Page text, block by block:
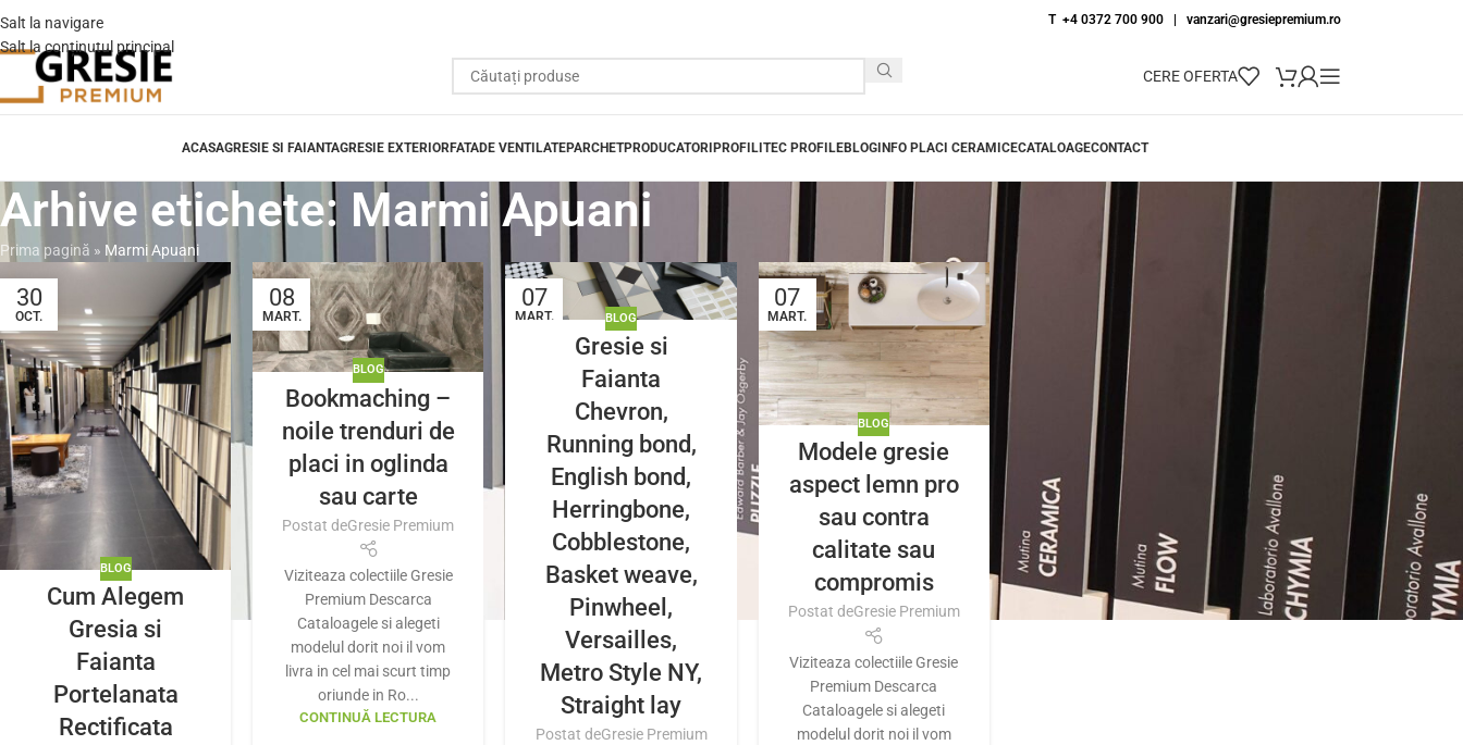
Salt la navigare
Salt la conținutul principal
T +4 0372 700 900 | vanzari@gresiepremium.ro
CERE OFERTA
ACASAGRESIE SI FAIANTAGRESIE EXTERIORFATADE VENTILATEPARCHETPRODUCATORI PROFILITEC PROFILEBLOG INFO PLACI CERAMICECATALOAGECONTACT
Arhive etichete: Marmi Apuani
Prima pagină » Marmi Apuani
30
OCT.
BLOG
Cum Alegem
Gresia si
Faianta
Portelanata
Rectificata
08
MART.
BLOG
Bookmaching –
noile trenduri de
placi in oglinda
sau carte
Postat deGresie Premium
Viziteaza colectiile Gresie
Premium Descarca
Cataloagele si alegeti
modelul dorit noi il vom
livra in cel mai scurt timp
oriunde in Ro...
CONTINUĂ LECTURA
07
MART. BLOG
Gresie si
Faianta
Chevron,
Running bond,
English bond,
Herringbone,
Cobblestone,
Basket weave,
Pinwheel,
Versailles,
Metro Style NY,
Straight lay
Postat deGresie Premium
07
MART.
BLOG
Modele gresie
aspect lemn pro
sau contra
calitate sau
compromis
Postat deGresie Premium
Viziteaza colectiile Gresie
Premium Descarca
Cataloagele si alegeti
modelul dorit noi il vom